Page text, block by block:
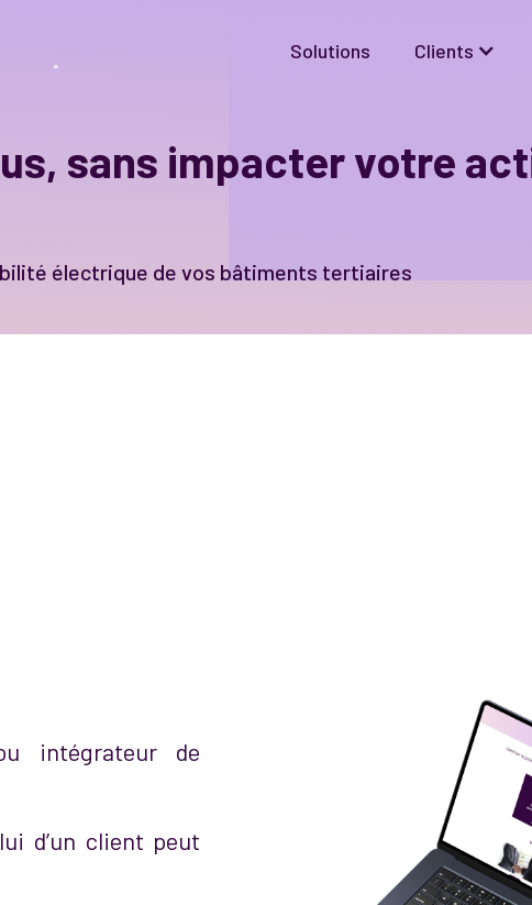
Solutions Clients
sans impacter votre
électrique de vos bâtiments tertiaires
intégrateur de
d’un client peut